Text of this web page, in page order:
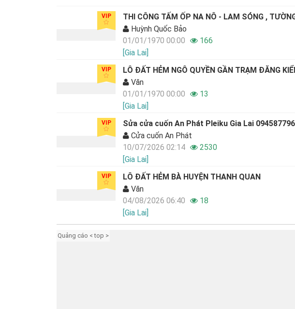
VIP
THI CÔNG TẤM ỐP NA NÔ - LAM SÓNG ,
Huỳnh Quốc Bảo
01/01/1970 00:00
166
[Gia Lai]
VIP
LÔ ĐẤT HẺM NGÔ QUYỀN GẦN TRẠM ĐĂNG
Văn
01/01/1970 00:00
13
[Gia Lai]
VIP
Sửa cửa cuốn An Phát Pleiku Gia Lai
Cửa cuốn An Phát
10/07/2026 02:14
2530
[Gia Lai]
VIP
LÔ ĐẤT HẺM BÀ HUYỆN THANH QUAN
Văn
04/08/2026 06:40
18
[Gia Lai]
Quảng cáo < top >